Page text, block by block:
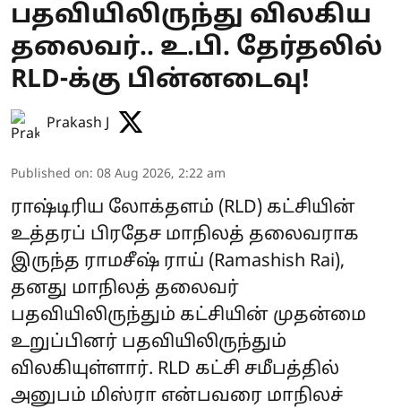
பதவியிலிருந்து விலகிய
தலைவர்.. உ.பி. தேர்தலில்
RLD-க்கு பின்னடைவு!
Prakash J
Published on: 08 Aug 2026, 2:22 am
ராஷ்டிரிய லோக்தளம் (RLD) கட்சியின்
உத்தரப் பிரதேச மாநிலத் தலைவராக
இருந்த ராமசீஷ் ராய் (Ramashish Rai),
தனது மாநிலத் தலைவர்
பதவியிலிருந்தும் கட்சியின் முதன்மை
உறுப்பினர் பதவியிலிருந்தும்
விலகியுள்ளார். RLD கட்சி சமீபத்தில்
அனுபம் மிஸ்ரா என்பவரை மாநிலச்